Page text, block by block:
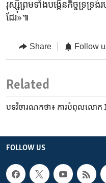
រុស្ស៊ី​ព្រម​ទាំងបង្កើនកិច្ច​ទ្រ
ដែរ»៕
Share Follow
Related
បទ​វិចារណកថា៖ ការ​បំពុល​លោក
FOLLOW US